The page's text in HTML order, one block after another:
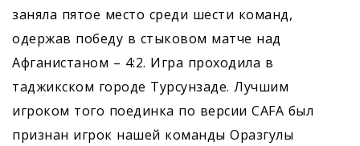
заняла пятое место среди шести команд,
одержав победу в стыковом матче над
Афганистаном – 4:2. Игра проходила в
таджикском городе Турсунзаде. Лучшим
игроком того поединка по версии CAFA был
признан игрок нашей команды Оразгулы